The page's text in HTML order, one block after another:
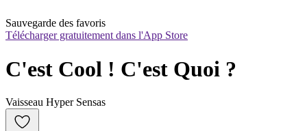
Sauvegarde des favoris
Télécharger gratuitement dans l'App Store
C'est Cool ! C'est Quoi ?
Vaisseau Hyper Sensas